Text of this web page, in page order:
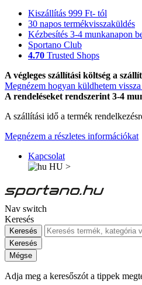
Kiszállítás 999 Ft- tól
30 napos termékvisszaküldés
Kézbesítés 3-4 munkanapon
Sportano Club
4.70 Trusted Shops
A végleges szállítási költség a
Megnézem hogyan küldhetem
A rendeléseket rendszerint 3-4
A szállítási idő a termék
Megnézem a részletes információkat
Kapcsolat
HU >
Nav switch
Keresés
Keresés
Keresés
Mégse
Adja meg a keresőszót a tippek